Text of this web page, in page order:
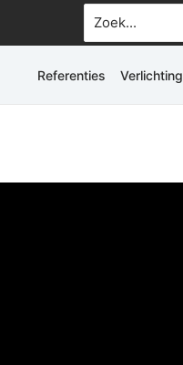
Zoek
naar:
Referenties Verlichting